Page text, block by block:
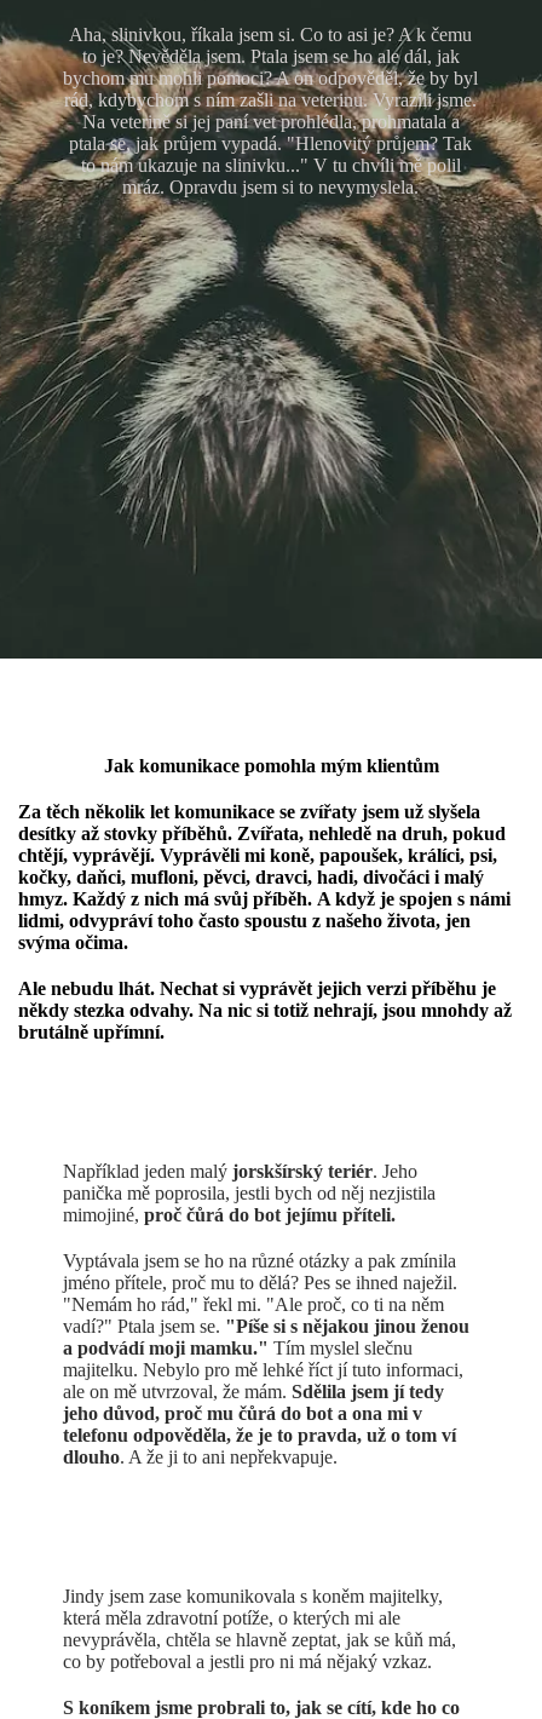
Aha, slinivkou, říkala jsem si. Co to asi je? A k čemu
to je? Nevěděla jsem. Ptala jsem se ho ale dál, jak
bychom mu mohli pomoci? A on odpověděl, že by byl
rád, kdybychom s ním zašli na veterinu. Vyrazili jsme.
Na veterině si jej paní vet prohlédla, prohmatala a
ptala se, jak průjem vypadá. "Hlenovitý průjem? Tak
to nám ukazuje na slinivku..." V tu chvíli mě polil
mráz. Opravdu jsem si to nevymyslela.
Jak komunikace pomohla mým klientům
Za těch několik let komunikace se zvířaty jsem už slyšela
desítky až stovky příběhů. Zvířata, nehledě na druh, pokud
chtějí, vyprávějí. Vyprávěli mi koně, papoušek, králíci, psi,
kočky, daňci, mufloni, pěvci, dravci, hadi, divočáci i malý
hmyz. Každý z nich má svůj příběh. A když je spojen s námi
lidmi, odvypráví toho často spoustu z našeho života, jen
svýma očima.
Ale nebudu lhát. Nechat si vyprávět jejich verzi příběhu je
někdy stezka odvahy. Na nic si totiž nehrají, jsou mnohdy až
brutálně upřímní.
Například jeden malýjorskšírský teriér. Jeho
panička mě poprosila, jestli bych od něj nezjistila
mimojiné,proč čůrá do bot jejímu příteli.
Vyptávala jsem se ho na různé otázky a pak zmínila
jméno přítele, proč mu to dělá? Pes se ihned naježil.
"Nemám ho rád," řekl mi. "Ale proč, co ti na něm
vadí?" Ptala jsem se. "Píše si s nějakou jinou ženou
a podvádí moji mamku."Tím myslel slečnu
majitelku. Nebylo pro mě lehké říct jí tuto informaci,
ale on mě utvrzoval, že mám.Sdělila jsem jí tedy
jeho důvod, proč mu čůrá do bot a ona mi v
telefonu odpověděla, že je to pravda, už o tom ví
dlouho. A že ji to ani nepřekvapuje.
Jindy jsem zase komunikovala s koněm majitelky,
která měla zdravotní potíže, o kterých mi ale
nevyprávěla, chtěla se hlavně zeptat, jak se kůň má,
co by potřeboval a jestli pro ni má nějaký vzkaz.
S koníkem jsme probrali to, jak se cítí, kde ho co